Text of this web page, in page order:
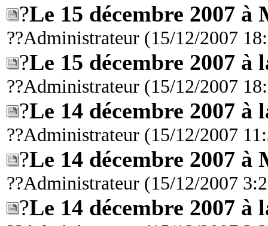
?Le 15 décembre 2007 à
??Administrateur (15/12/2007
?Le 15 décembre 2007 à
??Administrateur (15/12/2007
?Le 14 décembre 2007 à
??Administrateur (15/12/2007
?Le 14 décembre 2007 à
??Administrateur (15/12/2007
?Le 14 décembre 2007 à